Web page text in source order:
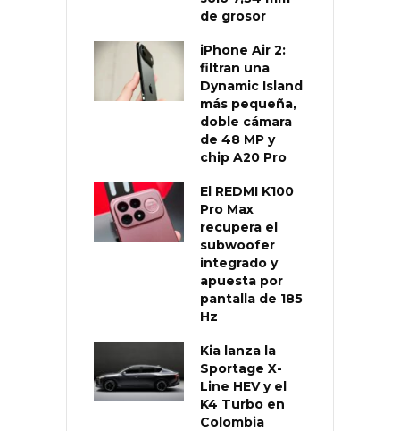
de grosor
iPhone Air 2:
filtran una
Dynamic Island
más pequeña,
doble cámara
de 48 MP y
chip A20 Pro
El REDMI K100
Pro Max
recupera el
subwoofer
integrado y
apuesta por
pantalla de 185
Hz
Kia lanza la
Sportage X-
Line HEV y el
K4 Turbo en
Colombia